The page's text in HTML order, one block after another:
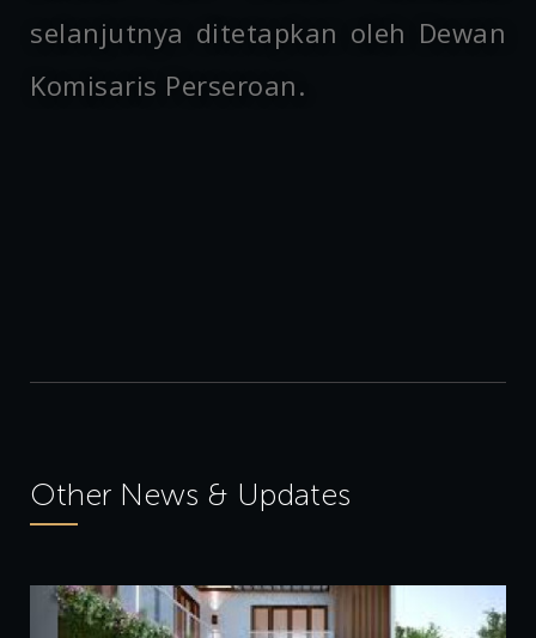
selanjutnya ditetapkan oleh Dewan
Komisaris Perseroan.
Other News & Updates